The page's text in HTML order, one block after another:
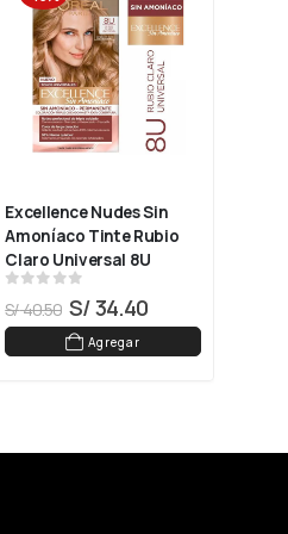
Excellence Nudes Sin
Amoníaco Tinte Rubio
Claro Universal 8U
S/40.50 S/34.40
Agregar